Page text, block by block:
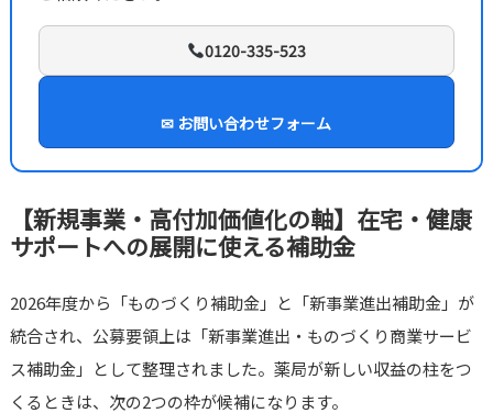
0120-335-523
✉ お問い合わせフォーム
【新規事業・高付加価値化の軸】在宅・健康
サポートへの展開に使える補助金
2026年度から「ものづくり補助金」と「新事業進出補助金」が
統合され、公募要領上は「新事業進出・ものづくり商業サービ
ス補助金」として整理されました。薬局が新しい収益の柱をつ
くるときは、次の2つの枠が候補になります。